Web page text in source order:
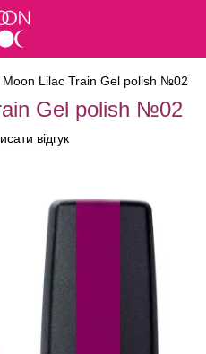
Moon Lilac Train Gel polish №02
Gel polish №02
відгук